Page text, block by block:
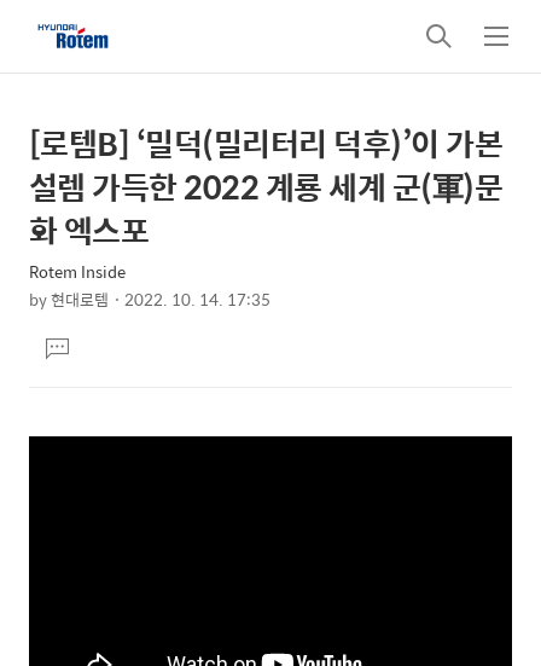
검
색
메
뉴
상
세
컨
텐
츠
본
문
제
목
[로템B] ‘밀덕(밀리터리 덕후)’이 가본
설렘 가득한 2022 계룡 세계 군(軍)문
화 엑스포
Rotem Inside
by현대로템 2022. 10. 14. 17:35
문댓
글